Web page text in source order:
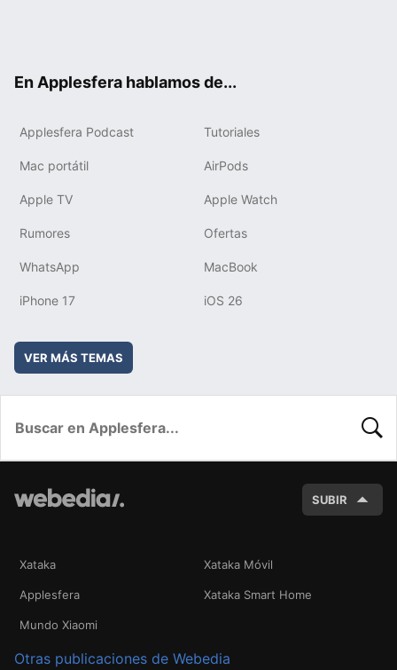
En Applesfera hablamos de...
Applesfera Podcast Tutoriales
Mac portátil AirPods
Apple TV Apple Watch
Rumores Ofertas
WhatsApp MacBook
iPhone 17 iOS 26
VER MÁS TEMAS
SUBIR
Xataka Xataka Móvil
Applesfera Xataka Smart Home
Mundo Xiaomi
Otras publicaciones de Webedia